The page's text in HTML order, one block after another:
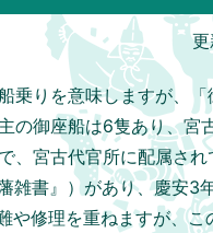
乗りを意味しますが、
の御座船は6隻あり、宮
、宮古代官所に配属さ
雑書』）があり、慶安3
や修理を重ねますが、こ